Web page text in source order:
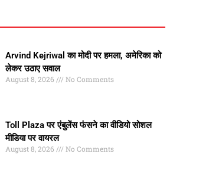
Arvind Kejriwal का मोदी पर हमला, अमेरिका को
लेकर उठाए सवाल
August 8, 2026 No Comments
Toll Plaza पर एंबुलेंस फंसने का वीडियो सोशल
मीडिया पर वायरल
August 8, 2026 No Comments